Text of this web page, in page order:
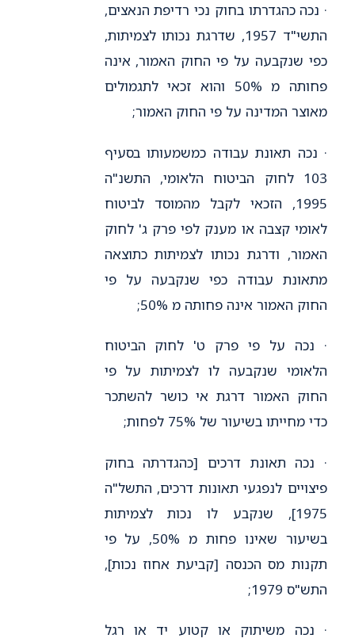
· נכה כהגדרתו בחוק נכי רדיפת הנאצים,
התשי"ד 1957, שדרגת נכותו לצמיתות,
כפי שנקבעה על פי החוק האמור, אינה
פחותה מ 50% והוא זכאי לתגמולים
מאוצר המדינה על פי החוק האמור;
· נכה תאונת עבודה כמשמעותו בסעיף
103 לחוק הביטוח הלאומי, התשנ"ה
1995, הזכאי לקבל מהמוסד לביטוח
לאומי קצבה או מענק לפי פרק ג' לחוק
האמור, ודרגת נכותו לצמיתות כתוצאה
מתאונת עבודה כפי שנקבעה על פי
החוק האמור אינה פחותה מ 50%;
· נכה על פי פרק ט' לחוק הביטוח
הלאומי שנקבעה לו לצמיתות על פי
החוק האמור דרגת אי כושר להשתכר
כדי מחייתו בשיעור של 75% לפחות;
· נכה תאונת דרכים [כהגדרתה בחוק
פיצויים לנפגעי תאונות דרכים, התשל"ה
1975], שנקבע לו נכות לצמיתות
בשיעור שאינו פחות מ 50%, על פי
תקנות מס הכנסה [קביעת אחוז נכות],
התש"ס 1979;
· נכה משיתוק או קטוע יד או רגל